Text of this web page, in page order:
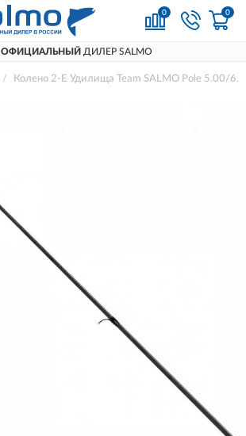
0 0
ОФИЦИАЛЬНЫЙ ДИЛЕР SALMO
Колено 2-Е Удилища Team SALMO Pole 5.00/